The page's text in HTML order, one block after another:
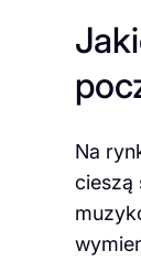
Na
cieszą